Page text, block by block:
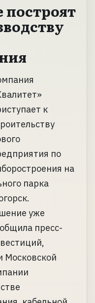
построят
к
по
на
парка
уже
пресс-
Московской